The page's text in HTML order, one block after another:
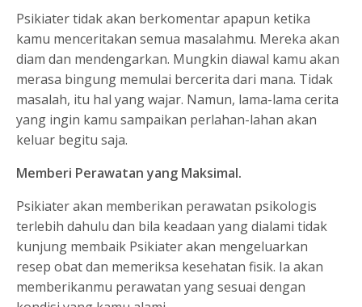
Psikiater tidak akan berkomentar apapun ketika
kamu menceritakan semua masalahmu. Mereka akan
diam dan mendengarkan. Mungkin diawal kamu akan
merasa bingung memulai bercerita dari mana. Tidak
masalah, itu hal yang wajar. Namun, lama-lama cerita
yang ingin kamu sampaikan perlahan-lahan akan
keluar begitu saja.
Memberi Perawatan yang Maksimal.
Psikiater akan memberikan perawatan psikologis
terlebih dahulu dan bila keadaan yang dialami tidak
kunjung membaik Psikiater akan mengeluarkan
resep obat dan memeriksa kesehatan fisik. Ia akan
memberikanmu perawatan yang sesuai dengan